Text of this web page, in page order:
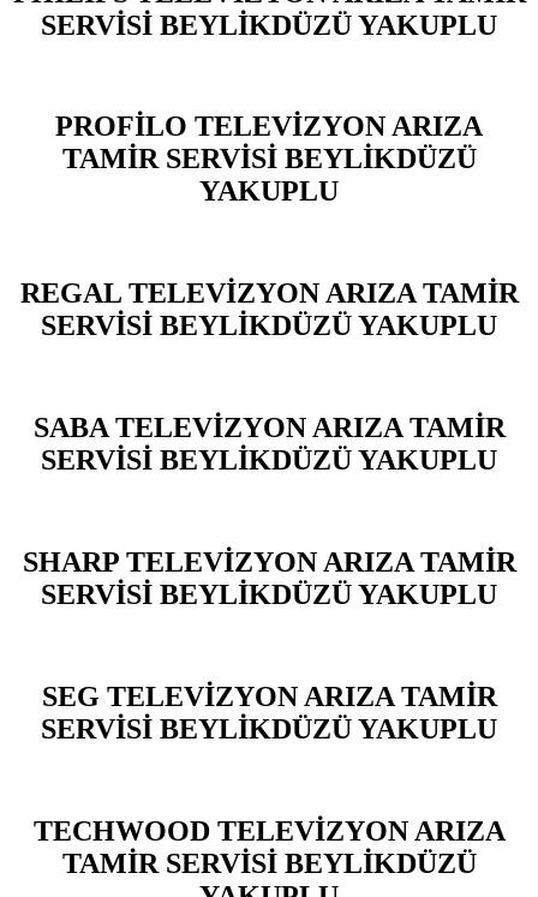
SERVİSİ BEYLİKDÜZÜ YAKUPLU
PROFİLO TELEVİZYON ARIZA
TAMİR SERVİSİ BEYLİKDÜZÜ
YAKUPLU
REGAL TELEVİZYON ARIZA TAMİR
SERVİSİ BEYLİKDÜZÜ YAKUPLU
SABA TELEVİZYON ARIZA TAMİR
SERVİSİ BEYLİKDÜZÜ YAKUPLU
SHARP TELEVİZYON ARIZA TAMİR
SERVİSİ BEYLİKDÜZÜ YAKUPLU
SEG TELEVİZYON ARIZA TAMİR
SERVİSİ BEYLİKDÜZÜ YAKUPLU
TECHWOOD TELEVİZYON ARIZA
TAMİR SERVİSİ BEYLİKDÜZÜ